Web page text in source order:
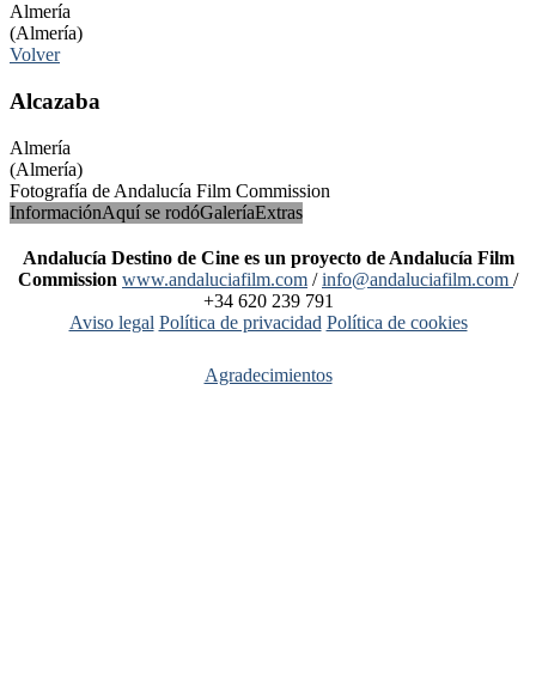
Almería
(Almería)
Volver
Alcazaba
Almería
(Almería)
Fotografía de Andalucía Film Commission
InformaciónAquí se rodóGaleríaExtras
Andalucía Destino de Cine es un proyecto de Andalucía Film
Commission www.andaluciafilm.com /info@andaluciafilm.com /
+34 620 239 791
Aviso legal Política de privacidad Política de cookies
Agradecimientos